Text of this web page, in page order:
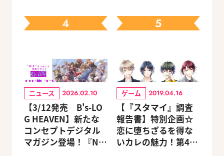
ェック
4
ニュース 2026.02.10
【3/12発売 B's-LO
G HEAVEN】新たな
コンセプトデジタル
マガジン登場！『NU:
5
ゲーム 2019.04.16
【『スタマイ』調査
報告書】特別企画☆
恋に堕ちざるを得な
いカレの魅力！第4